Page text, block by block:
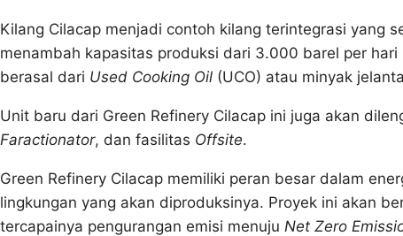
Kilang Cilacap menjadi contoh kilang terintegrasi yang
menambah kapasitas produksi dari 3.000 barel per
berasal dari Used Cooking Oil (UCO) atau minyak
Unit baru dari Green Refinery Cilacap ini juga akan
Faractionator, dan fasilitas Offsite.
Green Refinery Cilacap memiliki peran besar dalam
lingkungan yang akan diproduksinya. Proyek ini akan
tercapainya pengurangan emisi menuju Net Zero